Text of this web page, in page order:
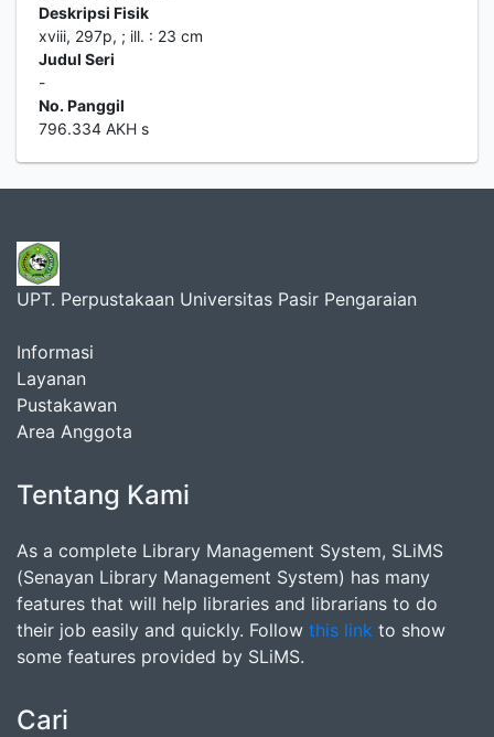
Deskripsi Fisik
xviii, 297p, ; ill. : 23 cm
Judul Seri
-
No. Panggil
796.334 AKH s
UPT. Perpustakaan Universitas Pasir Pengaraian
Informasi
Layanan
Pustakawan
Area Anggota
Tentang Kami
As a complete Library Management System, SLiMS
(Senayan Library Management System) has many
features that will help libraries and librarians to do
their job easily and quickly. Follow this link to show
some features provided by SLiMS.
Cari